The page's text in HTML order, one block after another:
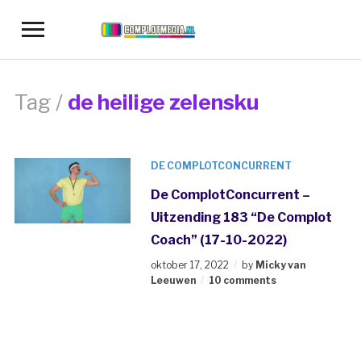
Toggle
navigation
Tag / de heilige zelensku
DE COMPLOTCONCURRENT
De ComplotConcurrent –
Uitzending 183 “De Complot
Coach” (17-10-2022)
oktober 17, 2022 by Micky van
Leeuwen
10 comments